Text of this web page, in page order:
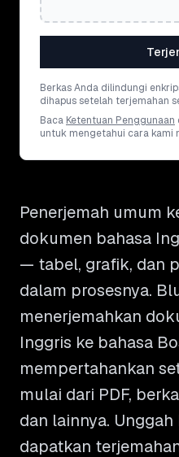
Berkas Anda dilindungi
dihapus setelah terjemahan
Baca Ketentuan Penggunaan
untuk mengetahui cara kami
Penerjemah umum
dokumen bahasa
— tabel, grafik, dan
dalam prosesnya.
menerjemahkan
Inggris ke bahasa
mempertahankan
mulai dari PDF,
dan lainnya.
dapatkan